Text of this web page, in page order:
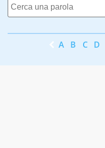
A B C D